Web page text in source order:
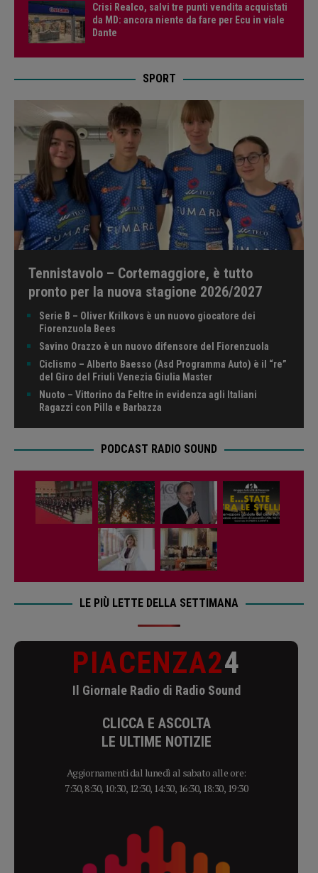
Crisi Realco, salvi tre punti vendita acquistati
da MD: ancora niente da fare per Ecu in viale
Dante
SPORT
Tennistavolo – Cortemaggiore, è tutto
pronto per la nuova stagione 2026/2027
Serie B – Oliver Krilkovs è un nuovo giocatore dei
Fiorenzuola Bees
Savino Orazzo è un nuovo difensore del Fiorenzuola
Ciclismo – Alberto Baesso (Asd Programma Auto) è il “re”
del Giro del Friuli Venezia Giulia Master
Nuoto – Vittorino da Feltre in evidenza agli Italiani
Ragazzi con Pilla e Barbazza
PODCAST RADIO SOUND
LE PIÙ LETTE DELLA SETTIMANA
PIACENZA24
Il Giornale Radio di Radio Sound
CLICCA E ASCOLTA
LE ULTIME NOTIZIE
Aggiornamenti dal lunedì al sabato alle ore:
7:30, 8:30, 10:30, 12:30, 14:30, 16:30, 18:30, 19:30